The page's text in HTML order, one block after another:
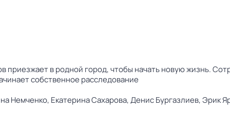
приезжает в родной город, чтобы начать новую жизнь.
собственное расследование
Немченко, Екатерина Сахарова,Денис Бургазлиев,Эрик